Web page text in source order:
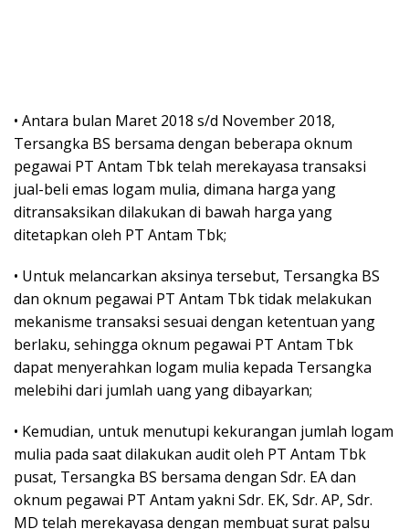
• Antara bulan Maret 2018 s/d November 2018,
Tersangka BS bersama dengan beberapa oknum
pegawai PT Antam Tbk telah merekayasa transaksi
jual-beli emas logam mulia, dimana harga yang
ditransaksikan dilakukan di bawah harga yang
ditetapkan oleh PT Antam Tbk;
• Untuk melancarkan aksinya tersebut, Tersangka BS
dan oknum pegawai PT Antam Tbk tidak melakukan
mekanisme transaksi sesuai dengan ketentuan yang
berlaku, sehingga oknum pegawai PT Antam Tbk
dapat menyerahkan logam mulia kepada Tersangka
melebihi dari jumlah uang yang dibayarkan;
• Kemudian, untuk menutupi kekurangan jumlah logam
mulia pada saat dilakukan audit oleh PT Antam Tbk
pusat, Tersangka BS bersama dengan Sdr. EA dan
oknum pegawai PT Antam yakni Sdr. EK, Sdr. AP, Sdr.
MD telah merekayasa dengan membuat surat palsu